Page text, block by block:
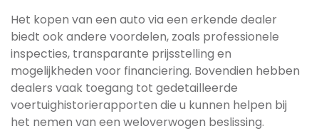
Het kopen van een auto via een erkende dealer
biedt ook andere voordelen, zoals professionele
inspecties, transparante prijsstelling en
mogelijkheden voor financiering. Bovendien hebben
dealers vaak toegang tot gedetailleerde
voertuighistorierapporten die u kunnen helpen bij
het nemen van een weloverwogen beslissing.